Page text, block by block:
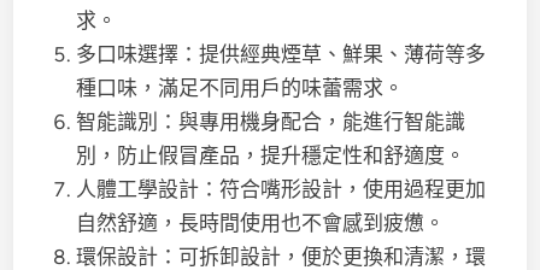
求。
多口味選擇：提供經典煙草、鮮果、薄荷等多
種口味，滿足不同用戶的味蕾需求。
智能識別：與專用機身配合，能進行智能識
別，防止假冒產品，提升穩定性和舒適度。
人體工學設計：符合嘴形設計，使用過程更加
自然舒適，長時間使用也不會感到疲憊。
環保設計：可拆卸設計，便於更換和清潔，環